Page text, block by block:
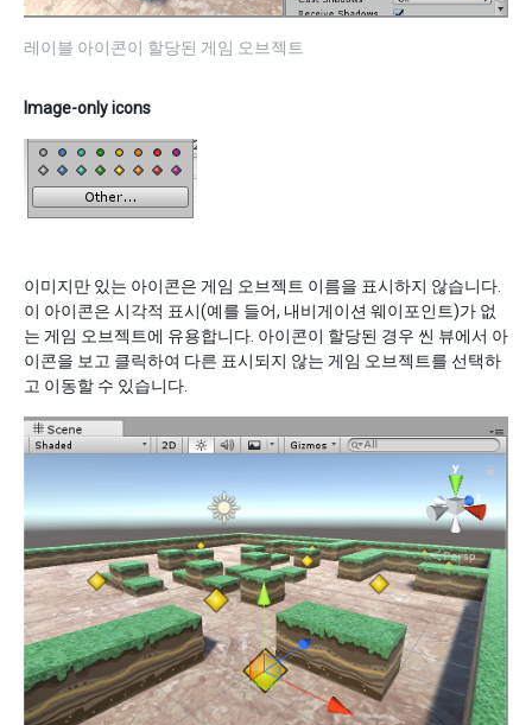
레이블 아이콘이 할당된 게임 오브젝트
Image-only icons
이미지만 있는 아이콘은 게임 오브젝트 이름을 표시하지 않습니다.
이 아이콘은 시각적 표시(예를 들어, 내비게이션 웨이포인트)가 없
는 게임 오브젝트에 유용합니다. 아이콘이 할당된 경우 씬 뷰에서 아
이콘을 보고 클릭하여 다른 표시되지 않는 게임 오브젝트를 선택하
고 이동할 수 있습니다.